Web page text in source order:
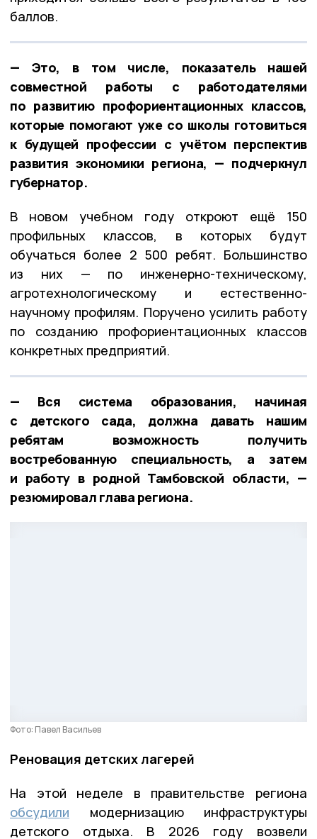
баллов.
— Это, в том числе, показатель нашей
совместной работы с работодателями
по развитию профориентационных классов,
которые помогают уже со школы готовиться
к будущей профессии с учётом перспектив
развития экономики региона, — подчеркнул
губернатор.
В новом учебном году откроют ещё 150
профильных классов, в которых будут
обучаться более 2 500 ребят. Большинство
из них — по инженерно-техническому,
агротехнологическому и естественно-
научному профилям. Поручено усилить работу
по созданию профориентационных классов
конкретных предприятий.
— Вся система образования, начиная
с детского сада, должна давать нашим
ребятам возможность получить
востребованную специальность, а затем
и работу в родной Тамбовской области, —
резюмировал глава региона.
Фото: Павел Васильев
Реновация детских лагерей
На этой неделе в правительстве региона
обсудили модернизацию инфраструктуры
детского отдыха. В 2026 году возвели